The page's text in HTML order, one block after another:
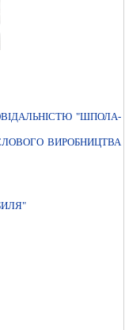
"ШПОЛА-
ВИРОБНИЦТВА